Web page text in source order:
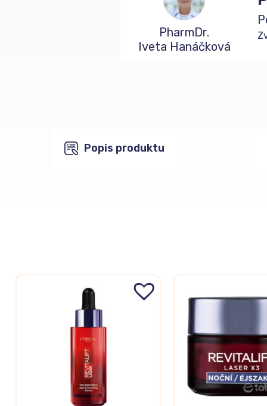
PharmDr.
Iveta Hanáčková
Popis produktu